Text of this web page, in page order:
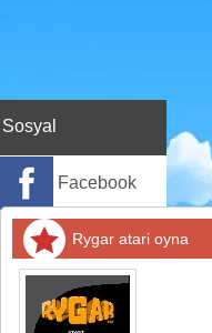
Sosyal
Facebook
Twitter
Instagram
Rygar atari oyna